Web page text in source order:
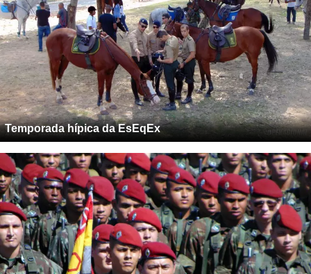
Temporada hípica da EsEqEx